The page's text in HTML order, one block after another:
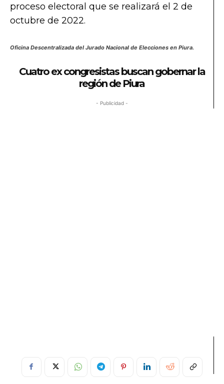
proceso electoral que se realizará el 2 de
octubre de 2022.
Oficina Descentralizada del Jurado Nacional de Elecciones en Piura.
Cuatro ex congresistas buscan gobernar la
región de Piura
- Publicidad -